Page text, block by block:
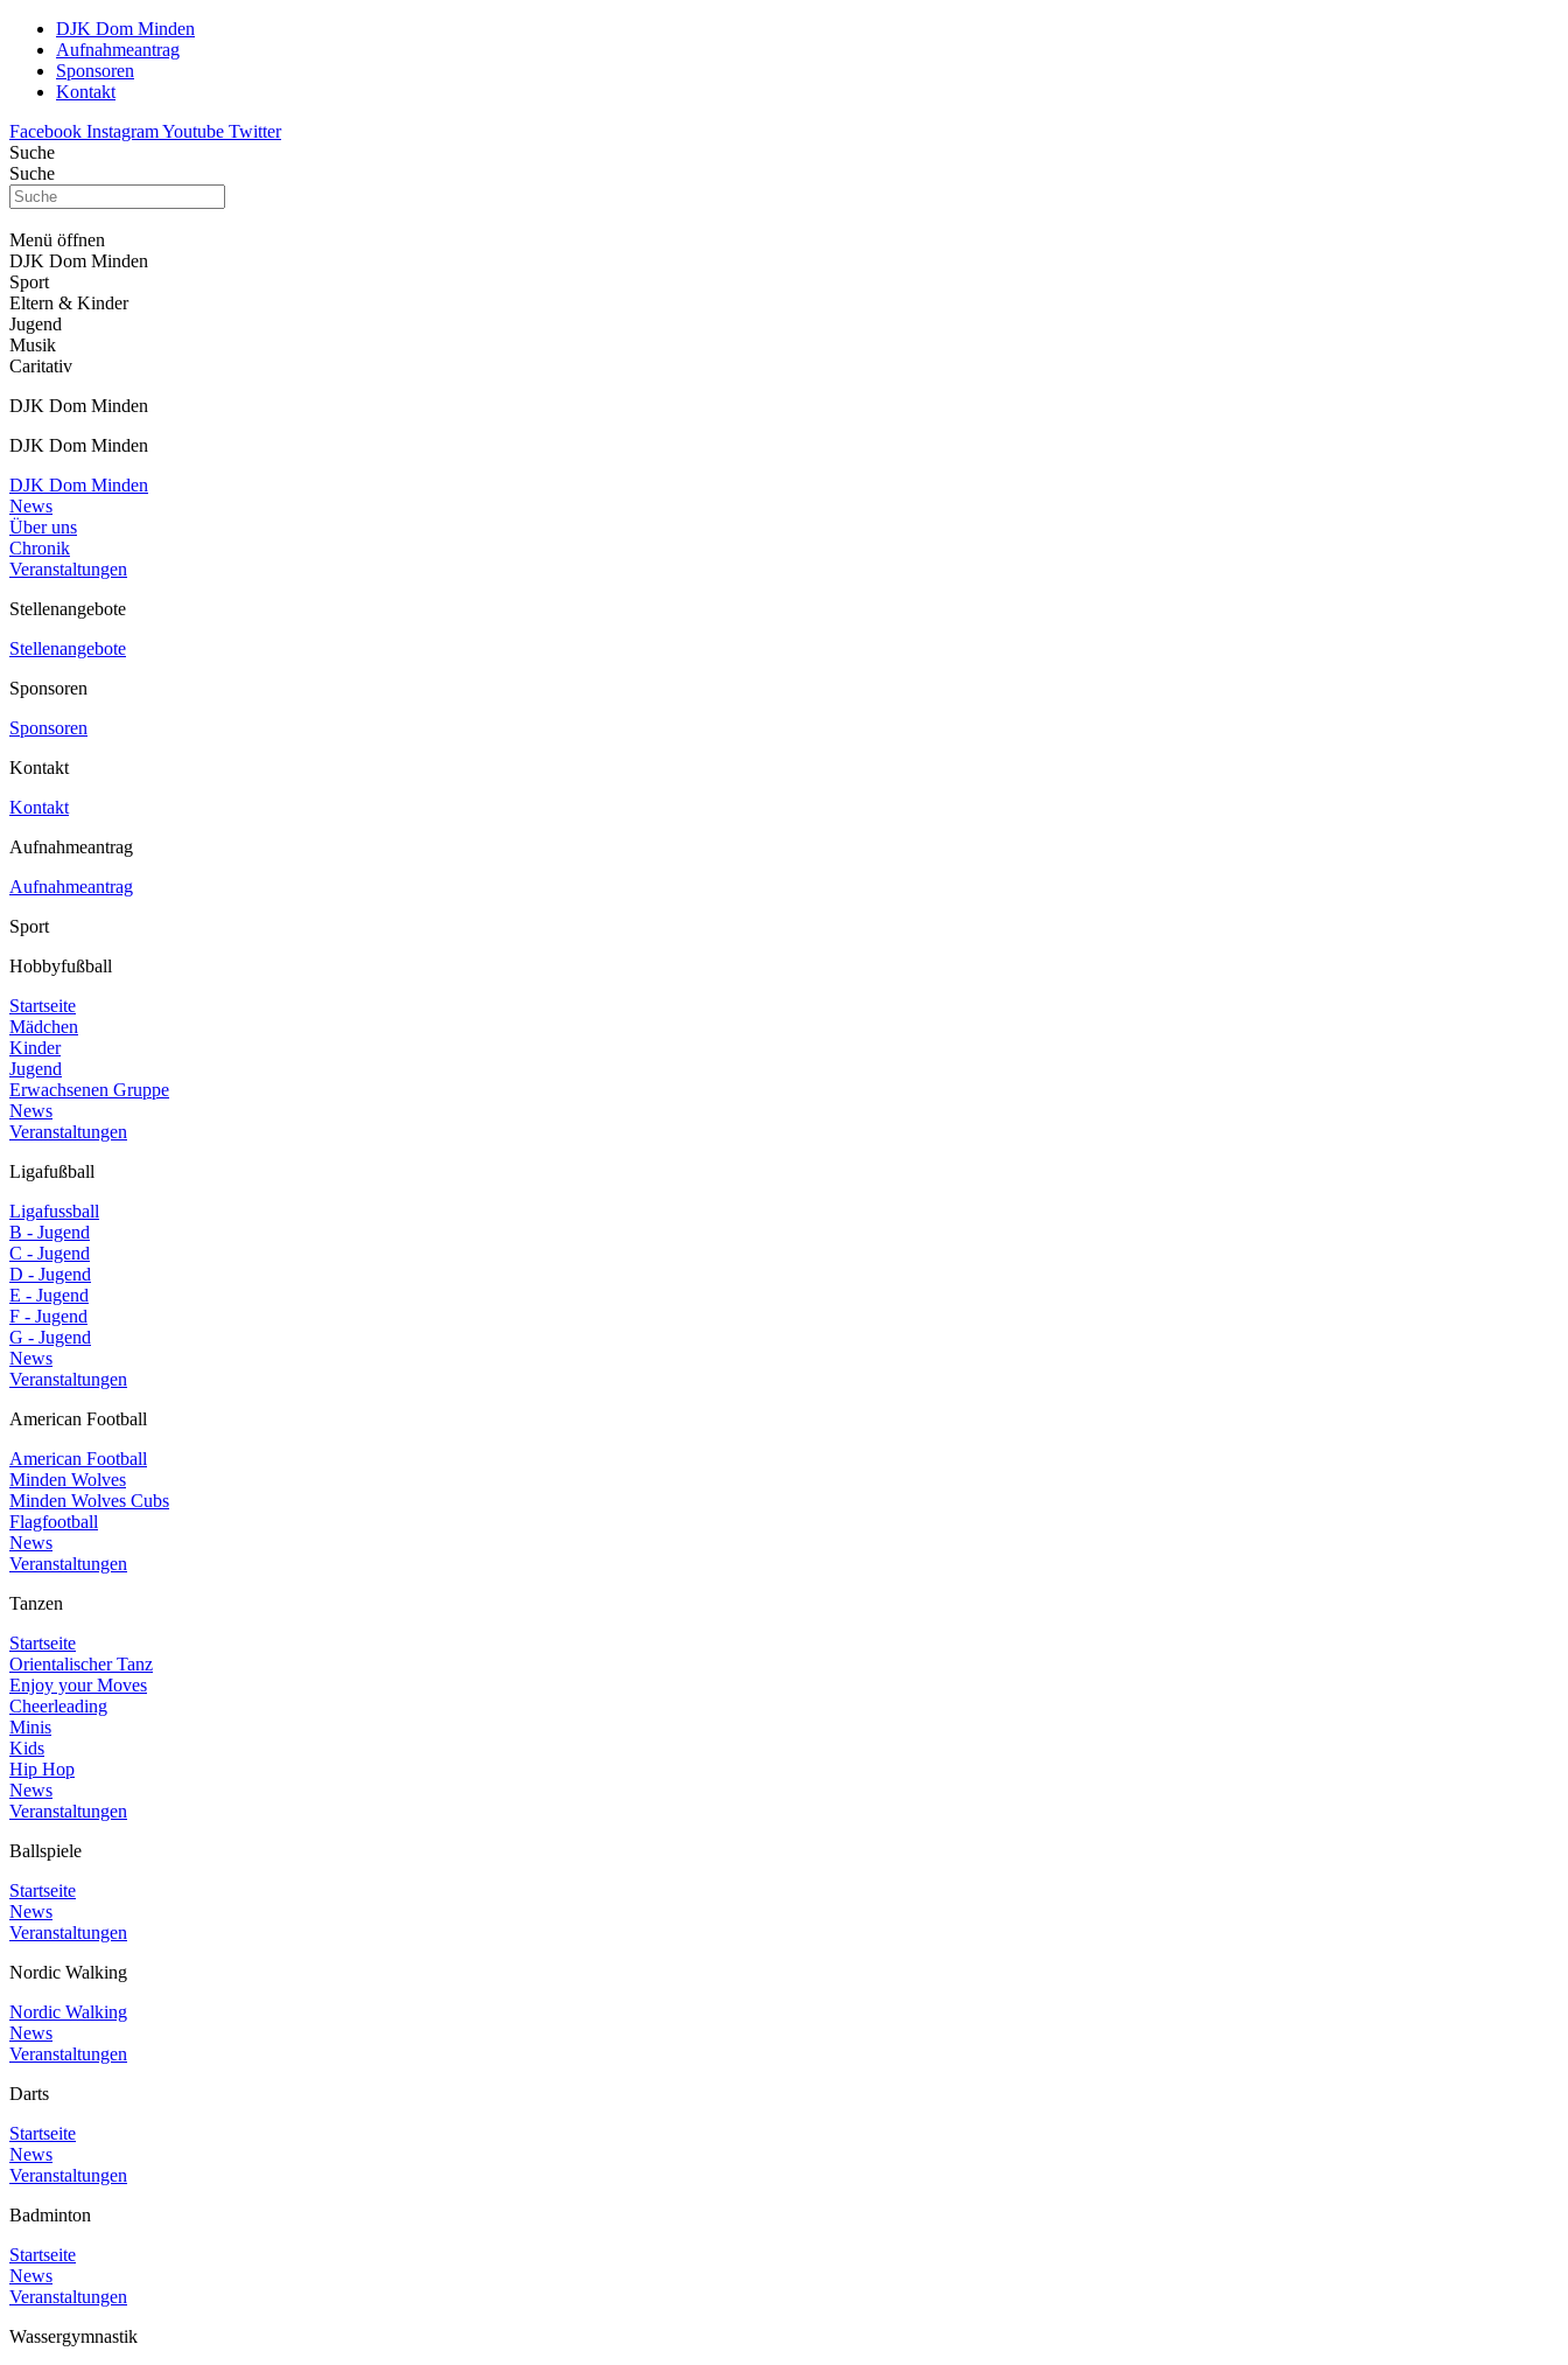
DJK Dom Minden
Aufnahmeantrag
Sponsoren
Kontakt
Facebook InstagramYoutube Twitter
Suche
Suche
Menü öffnen
DJK Dom Minden
Sport
Eltern & Kinder
Jugend
Musik
Caritativ
DJK Dom Minden
DJK Dom Minden
DJK Dom Minden
News
Über uns
Chronik
Veranstaltungen
Stellenangebote
Stellenangebote
Sponsoren
Sponsoren
Kontakt
Kontakt
Aufnahmeantrag
Aufnahmeantrag
Sport
Hobbyfußball
Startseite
Mädchen
Kinder
Jugend
Erwachsenen Gruppe
News
Veranstaltungen
Ligafußball
Ligafussball
B - Jugend
C - Jugend
D - Jugend
E - Jugend
F - Jugend
G - Jugend
News
Veranstaltungen
American Football
American Football
Minden Wolves
Minden Wolves Cubs
Flagfootball
News
Veranstaltungen
Tanzen
Startseite
Orientalischer Tanz
Enjoy your Moves
Cheerleading
Minis
Kids
Hip Hop
News
Veranstaltungen
Ballspiele
Startseite
News
Veranstaltungen
Nordic Walking
Nordic Walking
News
Veranstaltungen
Darts
Startseite
News
Veranstaltungen
Badminton
Startseite
News
Veranstaltungen
Wassergymnastik